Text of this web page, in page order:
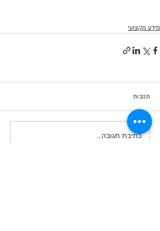
מידע מקצועי
תגובות
כתיבת תגובה...